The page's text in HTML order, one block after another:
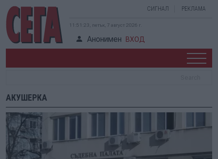
СИГНАЛ РЕКЛАМА
11:51:23, петък, 7 август 2026 г.
Анонимен ВХОД
АКУШЕРКА